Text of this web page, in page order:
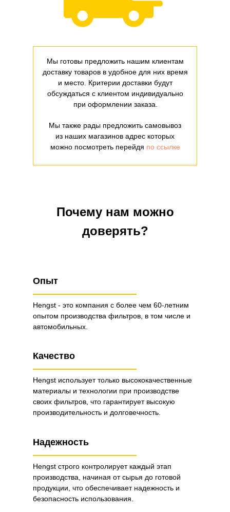
Мы готовы предложить нашим клиентам
доставку товаров в удобное для них время
и место. Критерии доставки будут
обсуждаться с клиентом индивидуально
при оформлении заказа.
Мы также рады предложить самовывоз
из наших магазинов адрес которых
можно посмотреть перейдя по ссылке
Почему нам можно
доверять?
Опыт
Hengst - это компания с более чем 60-летним
опытом производства фильтров, в том числе и
автомобильных.
Качество
Надежность
Hengst использует только высококачественные
материалы и технологии при производстве
своих фильтров, что гарантирует высокую
производительность и долговечность.
Hengst строго контролирует каждый этап
производства, начиная от сырья до готовой
продукции, что обеспечивает надежность и
безопасность использования.